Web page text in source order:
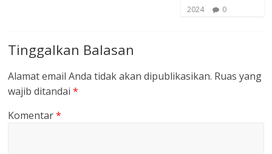
2024
0
Tinggalkan Balasan
Alamat email Anda tidak akan dipublikasikan. Ruas yang
wajib ditandai*
Komentar*